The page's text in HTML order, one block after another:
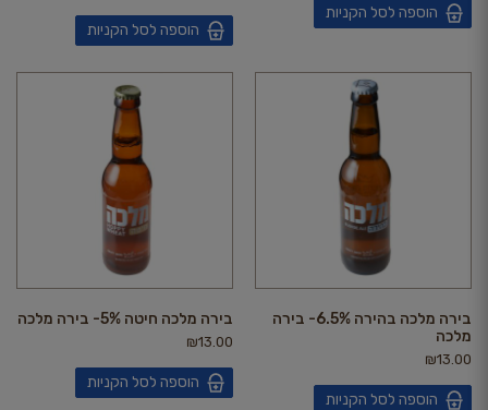
הוספה לסל הקניות
הוספה לסל הקניות
בירה מלכה בהירה 6.5%- בירה
מלכה
₪13.00
הוספה לסל הקניות
בירה מלכה חיטה 5%- בירה מלכה
₪13.00
הוספה לסל הקניות